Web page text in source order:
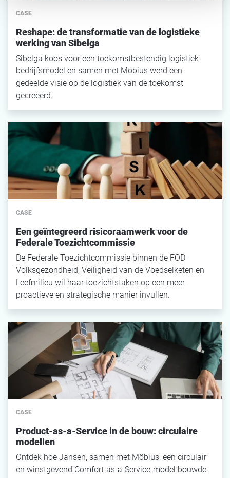
CASE
Reshape: de transformatie van de logistieke
werking van Sibelga
Sibelga koos voor een toekomstbestendig logistiek
bedrijfsmodel en samen met Möbius werd een
gedeelde visie op de logistiek van de toekomst
gecreëerd.
CASE
Een geïntegreerd risicoraamwerk voor de
Federale Toezichtcommissie
De Federale Toezichtcommissie binnen de FOD
Volksgezondheid, Veiligheid van de Voedselketen en
Leefmilieu wil haar toezichtstaken op een meer
proactieve en strategische manier invullen.
CASE
Product-as-a-Service in de bouw: circulaire
modellen
Ontdek hoe Jansen, samen met Möbius, een circulair
en winstgevend Comfort-as-a-Service-model bouwde.